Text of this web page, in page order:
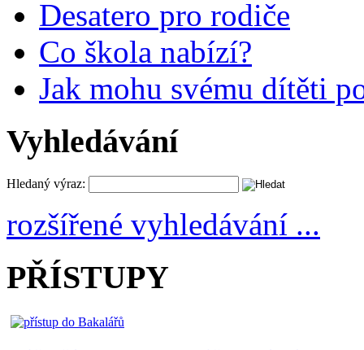
Desatero pro rodiče
Co škola nabízí?
Jak mohu svému dítěti
Vyhledávání
Hledaný výraz:
rozšířené vyhledávání ...
PŘÍSTUPY